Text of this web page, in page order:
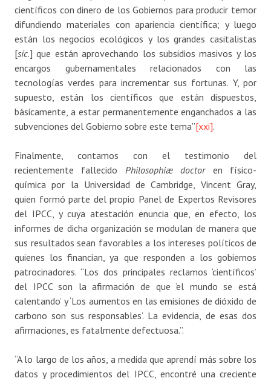
científicos con dinero de los Gobiernos para producir temor
difundiendo materiales con apariencia científica; y luego
están los negocios ecológicos y los grandes casitalistas
[síc.] que están aprovechando los subsidios masivos y los
encargos gubernamentales relacionados con las
tecnologías verdes para incrementar sus fortunas. Y, por
supuesto, están los científicos que están dispuestos,
básicamente, a estar permanentemente enganchados a las
subvenciones del Gobierno sobre este tema”[xxi].
Finalmente, contamos con el testimonio del
recientemente fallecido Philosophiæ doctor en físico-
química por la Universidad de Cambridge, Vincent Gray,
quien formó parte del propio Panel de Expertos Revisores
del IPCC, y cuya atestación enuncia que, en efecto, los
informes de dicha organización se modulan de manera que
sus resultados sean favorables a los intereses políticos de
quienes los financian, ya que responden a los gobiernos
patrocinadores. “Los dos principales reclamos ‘científicos’
del IPCC son la afirmación de que ‘el mundo se está
calentando’ y ‘Los aumentos en las emisiones de dióxido de
carbono son sus responsables’. La evidencia, de esas dos
afirmaciones, es fatalmente defectuosa.”.
“A lo largo de los años, a medida que aprendí más sobre los
datos y procedimientos del IPCC, encontré una creciente